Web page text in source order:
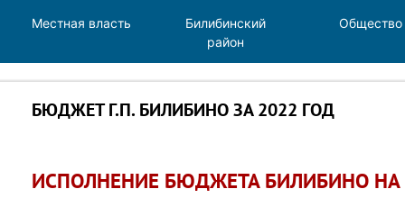
Местная власть
Билибинский
район
Общество
БЮДЖЕТ Г.П. БИЛИБИНО ЗА 2022 ГОД
ИСПОЛНЕНИЕ БЮДЖЕТА БИЛИБИНО НА